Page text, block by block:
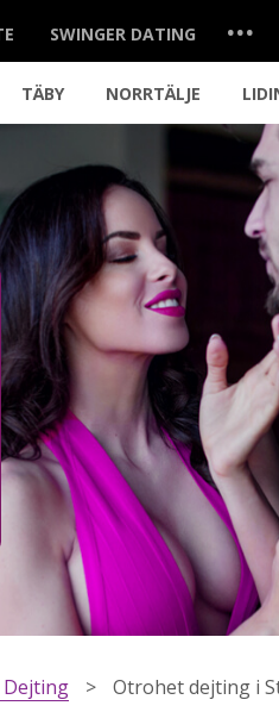
SWINGER DATING ...
TÄBY NORRTÄLJE
Otrohet dejting i